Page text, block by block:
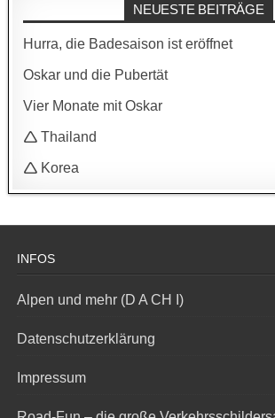
NEUESTE BEITRÄGE
Hurra, die Badesaison ist eröffnet
Oskar und die Pubertät
Vier Monate mit Oskar
🛆 Thailand
🛆 Korea
INFOS
Alpen und mehr (D A CH I)
Datenschutzerklärung
Impressum